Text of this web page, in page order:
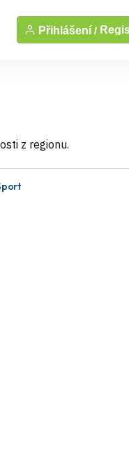
Přihlášení /
z regionu.